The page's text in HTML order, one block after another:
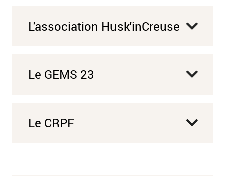
L'association Husk'inCreuse
Le GEMS 23
Le CRPF